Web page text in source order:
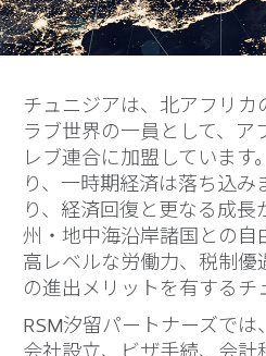
チュニジアは、北アフリ
ラブ世界の一員として、
レブ連合に加盟しています
り、一時期経済は落ち込
り、経済回復と更なる成
州・地中海沿岸諸国との
高レベルな労働力、税制優
の進出メリットを有するチ
RSM汐留パートナーズで